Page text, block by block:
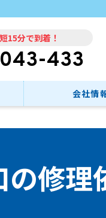
15分で到着！
433
会社情
の修理